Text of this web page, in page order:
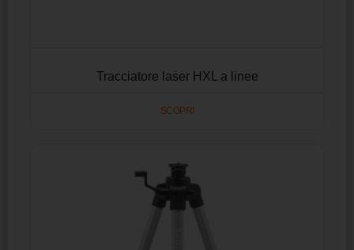
Tracciatore laser HXL a linee
SCOPRI